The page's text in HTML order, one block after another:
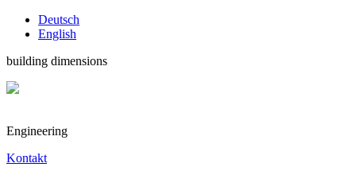
Deutsch
English
building dimensions
Engineering
Kontakt